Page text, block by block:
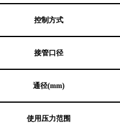
控制方式
接管口径
通径(mm)
使用压力范围